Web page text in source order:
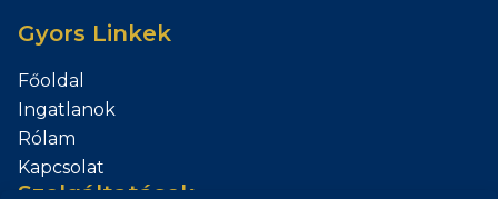
Gyors Linkek
Főoldal
Ingatlanok
Rólam
Kapcsolat
Szolgáltatások